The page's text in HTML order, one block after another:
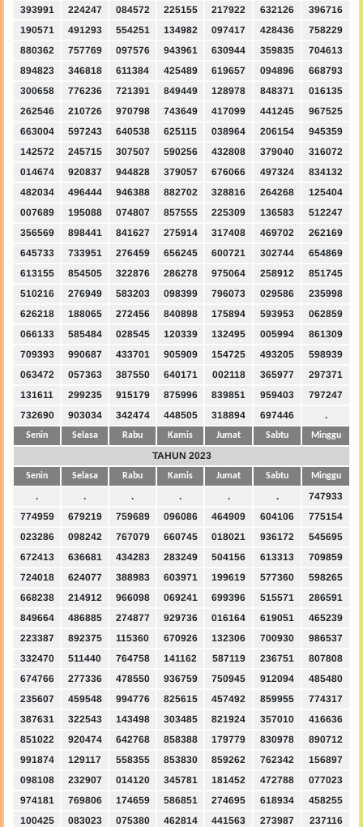
393991
224247 084572 225155 217922 632126
396716
190571
491293 554251 134982 097417 428436
758229
880362
757769 097576 943961 630944 359835
704613
894823
346818 611384 425489 619657 094896
668793
300658
776236 721391 849449 128978 848371
016135
262546
210726 970798 743649 417099 441245
967525
663004
597243 640538 625115 038964 206154
945359
142572
245715 307507 590256 432808 379040
316072
014674
920837 944828 379057 676066 497324
834132
482034
496444 946388 882702 328816 264268
125404
007689
195088 074807 857555 225309 136583
512247
356569
898441 841627 275914 317408 469702
262169
645733
733951 276459 656245 600721 302744
654869
613155
854505 322876 286278 975064 258912
851745
510216
276949 583203 098399 796073 029586
235998
626218
188065 272456 840898 175894 593953
062859
066133
585484 028545 120339 132495 005994
861309
709393
990687 433701 905909 154725 493205
598939
063472
057363 387550 640171 002118 365977
297371
131611
299235 915179 875996 839851 959403
797247
732690
903034 342474 448505 318894 697446 .
Senin Selasa Rabu Kamis Jumat Sabtu Minggu
TAHUN 2023
Senin Selasa Rabu Kamis Jumat Sabtu Minggu
. . . . . .
747933
774959
679219 759689 096086 464909 604106
775154
023286
098242 767079 660745 018021 936172
545695
672413
636681 434283 283249 504156 613313
709859
724018
624077 388983 603971 199619 577360
598265
668238
214912 966098 069241 699396 515571
286591
849664
486885 274877 929736 016164 619051
465239
223387
892375 115360 670926 132306 700930
986537
332470
511440 764758 141162 587119 236751
807808
674766
277336 478550 936759 750945 912094
485480
235607
459548 994776 825615 457492 859955
774317
387631
322543 143498 303485 821924 357010
416636
851022
920474 642768 858388 179779 830978
890712
991874
129117 558355 853830 859262 762342
156897
098108
232907 014120 345781 181452 472788
077023
974181
769806 174659 586851 274695 618934
458255
100425
083023 075380 462814 441563 273987
237116